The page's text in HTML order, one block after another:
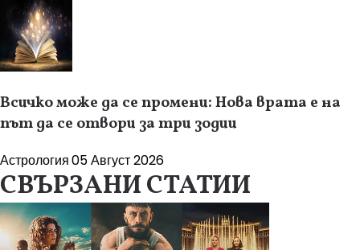
Всичко може да се промени: Нова врата е на
път да се отвори за три зодии
Астрология05 Август 2026
СВЪРЗАНИ СТАТИИ